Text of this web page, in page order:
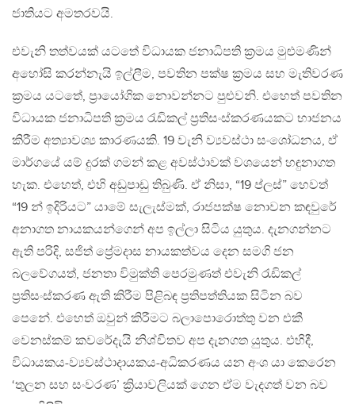
ජාතියට අමතරවයි.
එවැනි තත්වයක් යටතේ විධායක ජනාධිපති ක්‍රමය මුළුමණින්
අහෝසි කරන්නැයි ඉල්ලීම, පවතින පක්ෂ ක්‍රමය සහ මැතිවරණ
ක්‍රමය යටතේ, ප්‍රායෝගික නොවන්නට පුළුවනි. එහෙත් පවතින
විධායක ජනාධිපති ක්‍රමය රැඩිකල් ප්‍රතිසංස්කරණයකට භාජනය
කිරීම අත්‍යාවශ්‍ය කාරණයකි. 19 වැනි ව්‍යවස්ථා සංශෝධනය, ඒ
මාර්ගයේ යම් දුරක් ගමන් කළ අවස්ථාවක් වශයෙන් හඳුනාගත
හැක. එහෙත්, එහි අඩුපාඩු තිබුණි. ඒ නිසා, “19 ප්ලස්” හෙවත්
“19 න් ඉදිරියට” යාමේ සැලැස්මක්, රාජපක්ෂ නොවන කඳවුරේ
අනාගත නායකයන්ගෙන් අප ඉල්ලා සිටිය යුතුය. දැනගන්නට
ඇති පරිදි, සජිත් ප්‍රේමදාස නායකත්වය දෙන සමගි ජන
බලවේගයත්, ජනතා විමුක්ති පෙරමුණත් එවැනි රැඩිකල්
ප්‍රතිසංස්කරණ ඇති කිරීම පිළිබඳ ප්‍රතිපත්තියක සිටින බව
පෙනේ. එහෙත් ඔවුන් කිරීමට බලාපොරොත්තු වන එකී
වෙනස්කම් කවරේදැයි නිශ්චිතව අප දැනගත යුතුය. එහිදී,
විධායකය-ව්‍යවස්ථාදායකය-අධිකරණය යන අංශ යා කෙරෙන
‘තුලන සහ සංවරණ’ ක්‍රියාවලියක් ගෙන ඒම වැදගත් වන බව